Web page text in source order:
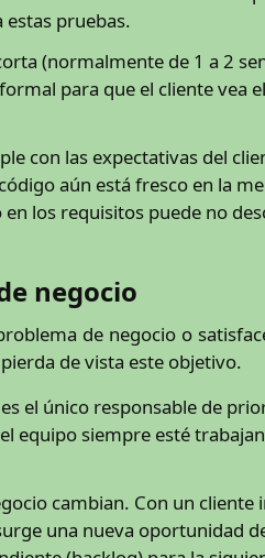
pruebas.
(normalmente de 1 a 2
para que el cliente vea
con las expectativas del
aún está fresco en la
los requisitos puede no
negocio
de negocio o
de vista este objetivo.
el único responsable de
equipo siempre esté
cambian. Con un cliente
una nueva oportunidad